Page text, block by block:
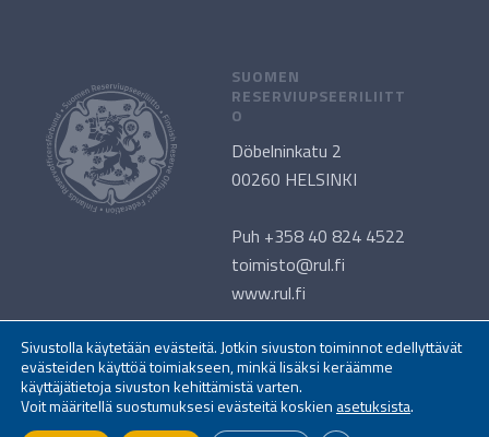
SUOMEN
RESERVIUPSEERILIITT
O
Döbelninkatu 2
00260 HELSINKI
Puh +358 40 824 4522
toimisto@rul.fi
www.rul.fi
RUL VERKOSSA
Instagram
Facebook
SIVUKARTTA
Ajankohtaista
Reserviupseeri
+
Sivustolla käytetään evästeitä. Jotkin sivuston toiminnot edellyttävät
evästeiden käyttöä toimiakseen, minkä lisäksi keräämme
käyttäjätietoja sivuston kehittämistä varten.
Voit määritellä suostumuksesi evästeitä koskien asetuksista.